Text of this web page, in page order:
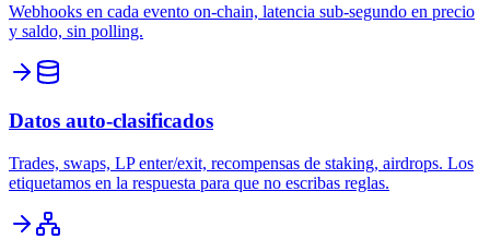
Webhooks en cada evento on-chain, latencia sub-segundo en precio
y saldo, sin polling.
Datos auto-clasificados
Trades, swaps, LP enter/exit, recompensas de staking, airdrops. Los
etiquetamos en la respuesta para que no escribas reglas.